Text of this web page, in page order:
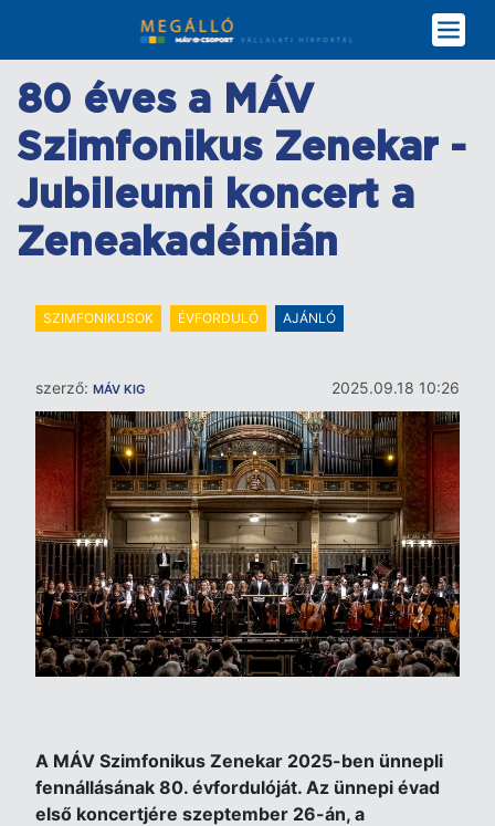
tartalomra
80 éves a MÁV
Szimfonikus Zenekar -
Jubileumi koncert a
Zeneakadémián
SZIMFONIKUSOK ÉVFORDULÓ AJÁNLÓ
2025.09.18 10:26
szerző: MÁV KIG
A MÁV Szimfonikus Zenekar 2025-ben ünnepli
fennállásának 80. évfordulóját. Az ünnepi évad
első koncertjére szeptember 26-án, a